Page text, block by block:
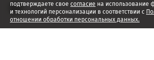
подтверждаете свое согласие на использование
и технологий персонализации в соответствии с
отношении обработки персональных данных.